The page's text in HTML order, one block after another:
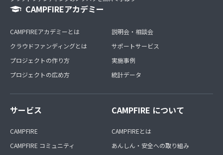
CAMPFIREアカデミー
CAMPFIREアカデミーとは
クラウドファンディングとは
プロジェクトの作り方
プロジェクトの広め方
説明会・相談会
サポートサービス
実施事例
統計データ
サービス
CAMPFIRE
CAMPFIRE コミュニティ
CAMPFIRE について
CAMPFIREとは
あんしん・安全への取り組み